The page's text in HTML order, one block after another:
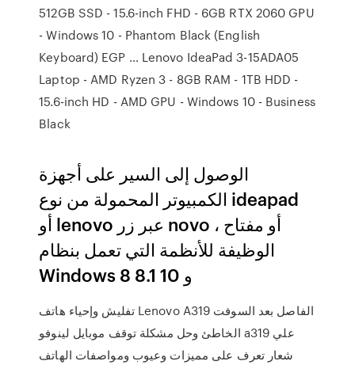
512GB SSD - 15.6-inch FHD - 6GB RTX 2060 GPU
- Windows 10 - Phantom Black (English
Keyboard) EGP … Lenovo IdeaPad 3-15ADA05
Laptop - AMD Ryzen 3 - 8GB RAM - 1TB HDD -
15.6-inch HD - AMD GPU - Windows 10 - Business
Black
الوصول إلى السير على أجهزة
الكمبيوتر المحمولة من نوع ideapad
أو lenovo عبر زر novo ، أو مفتاح
الوظيفة للأنظمة التي تعمل بنظام
Windows 8 8.1 و 10
تفليش وإحياء هاتف Lenovo A319 الفاصل بعد السوفت
الخاطئ وحل مشكلة توقف موبايل لينوفو a319 علي
شعار تعرف على مميزات وعيوب ومواصفات الهاتف